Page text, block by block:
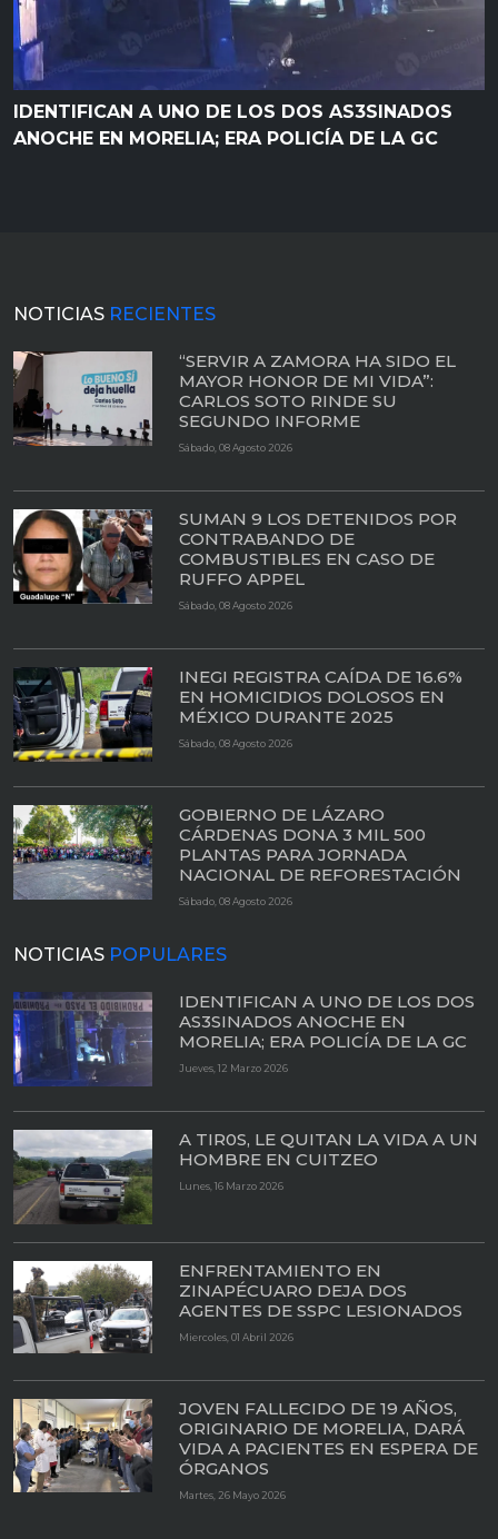
IDENTIFICAN A UNO DE LOS DOS AS3SINADOS
ANOCHE EN MORELIA; ERA POLICÍA DE LA GC
NOTICIAS RECIENTES
“SERVIR A ZAMORA HA SIDO EL
MAYOR HONOR DE MI VIDA”:
CARLOS SOTO RINDE SU
SEGUNDO INFORME
Sábado, 08 Agosto 2026
SUMAN 9 LOS DETENIDOS POR
CONTRABANDO DE
COMBUSTIBLES EN CASO DE
RUFFO APPEL
Sábado, 08 Agosto 2026
INEGI REGISTRA CAÍDA DE 16.6%
EN HOMICIDIOS DOLOSOS EN
MÉXICO DURANTE 2025
Sábado, 08 Agosto 2026
GOBIERNO DE LÁZARO
CÁRDENAS DONA 3 MIL 500
PLANTAS PARA JORNADA
NACIONAL DE REFORESTACIÓN
Sábado, 08 Agosto 2026
NOTICIAS POPULARES
IDENTIFICAN A UNO DE LOS DOS
AS3SINADOS ANOCHE EN
MORELIA; ERA POLICÍA DE LA GC
Jueves, 12 Marzo 2026
A TIR0S, LE QUITAN LA VIDA A UN
HOMBRE EN CUITZEO
Lunes, 16 Marzo 2026
ENFRENTAMIENTO EN
ZINAPÉCUARO DEJA DOS
AGENTES DE SSPC LESIONADOS
Miercoles, 01 Abril 2026
JOVEN FALLECIDO DE 19 AÑOS,
ORIGINARIO DE MORELIA, DARÁ
VIDA A PACIENTES EN ESPERA DE
ÓRGANOS
Martes, 26 Mayo 2026